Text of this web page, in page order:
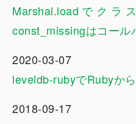
Marshal.loadでク
const_missingはコール
2020-03-07
leveldb-rubyでRubyか
2018-09-17